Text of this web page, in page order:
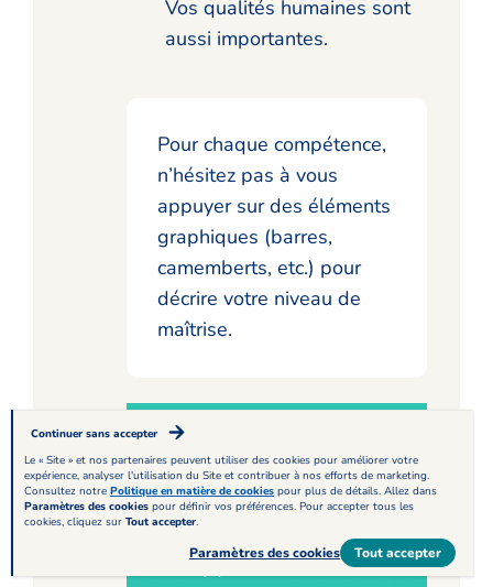
Vos qualités humaines sont
aussi importantes.
Pour chaque compétence,
n’hésitez pas à vous
appuyer sur des éléments
graphiques (barres,
camemberts, etc.) pour
décrire votre niveau de
maîtrise.
Continuer sans accepter
Le « Site » et nos partenaires peuvent utiliser des cookies pour améliorer votre
expérience, analyser l'utilisation du Site et contribuer à nos efforts de marketing.
Consultez notre Politique en matière de cookies pour plus de détails. Allez dans
Paramètres des cookies pour définir vos préférences. Pour accepter tous les
cookies, cliquez sur Tout accepter.
Tout accepter
Paramètres des cookies